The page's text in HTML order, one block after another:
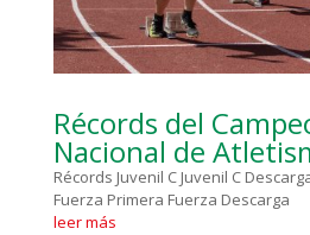
Récords del
Nacional de
Récords Juvenil C Juvenil C
Fuerza Primera Fuerza Descarga
leer más